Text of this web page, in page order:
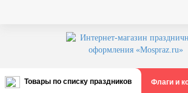
Товары по списку праздников Флаги и